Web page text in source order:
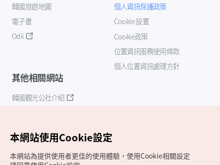
韓國旅遊地圖
電子書
Odii
個人資訊保護政策
Cookie 設置
Cookie政策
位置資訊服務使用條款
個人位置資訊處理方針
其他相關網站
韓國觀光公社介紹
本網站使用Cookie設定
本網站為提供使用者更佳的使用體驗，使用Cookie相關設定